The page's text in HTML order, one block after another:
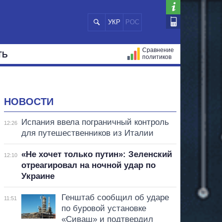
УКР РОС
Сравнение
политиков
НОВОСТИ
12:26
Испания ввела пограничный контроль
для путешественников из Италии
12:10
«Не хочет только путин»: Зеленский
отреагировал на ночной удар по
Украине
11:51
Генштаб сообщил об ударе
по буровой установке
«Сиваш» и подтвердил